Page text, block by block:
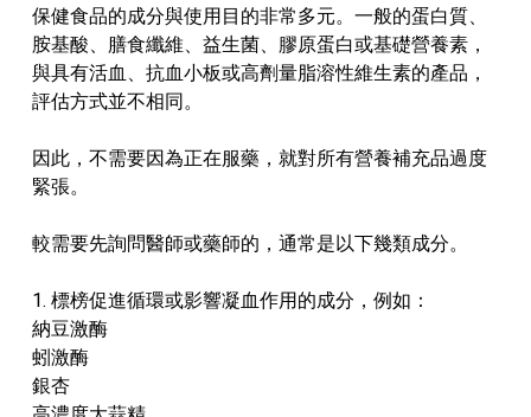
保健食品的成分與使用目的非常多元。一般的蛋白質、
胺基酸、膳食纖維、益生菌、膠原蛋白或基礎營養素，
與具有活血、抗血小板或高劑量脂溶性維生素的產品，
評估方式並不相同。
因此，不需要因為正在服藥，就對所有營養補充品過度
緊張。
較需要先詢問醫師或藥師的，通常是以下幾類成分。
1. 標榜促進循環或影響凝血作用的成分，例如：
納豆激酶
蚓激酶
銀杏